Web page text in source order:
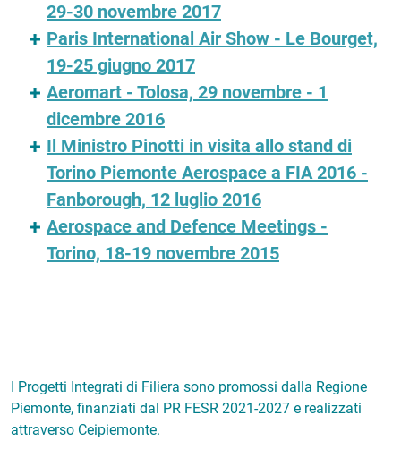
29-30 novembre 2017
Paris International Air Show - Le Bourget,
19-25 giugno 2017
Aeromart - Tolosa, 29 novembre - 1
dicembre 2016
Il Ministro Pinotti in visita allo stand di
Torino Piemonte Aerospace a FIA 2016 -
Fanborough, 12 luglio 2016
Aerospace and Defence Meetings -
Torino, 18-19 novembre 2015
I Progetti Integrati di Filiera sono promossi dalla Regione
Piemonte, finanziati dal PR FESR 2021-2027 e realizzati
attraverso Ceipiemonte.